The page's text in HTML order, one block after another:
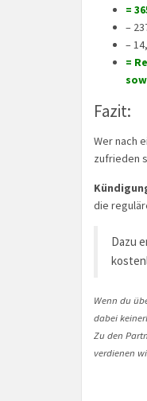
=
–
–
=
Fazit:
Wer nach
zufrieden
die
Dazu
Wenn du
dabei
Zu den
verdienen